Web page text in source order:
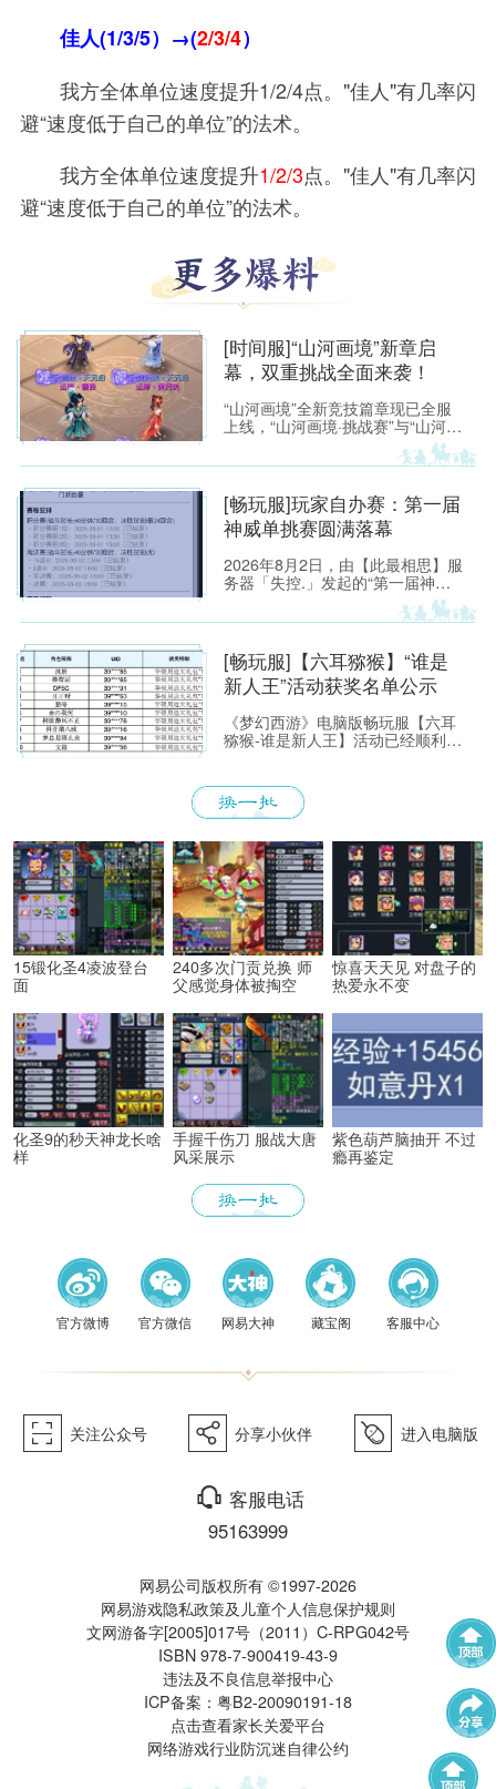
佳人(1/3/5）→(2/3/4）
我方全体单位速度提升1/2/4点。"佳人"有几率闪
避“速度低于自己的单位”的法术。
我方全体单位速度提升1/2/3点。"佳人"有几率闪
避“速度低于自己的单位”的法术。
[时间服]“山河画境”新章启
幕，双重挑战全面来袭！
“山河画境”全新竞技篇章现已全服
上线，“山河画境·挑战赛”与“山河画
境·月度英雄榜”两大玩法同步放
出。参与玩法不仅有机会获得特赦
能解锁专属限时称谓、万界通廊摊
位招牌装饰、首领雕像庭院装饰等
限定奖励。
[畅玩服]玩家自办赛：第一届
神威单挑赛圆满落幕
2026年8月2日，由【此最相思】服
务器「失控.」发起的“第一届神威
[畅玩服]【六耳猕猴】“谁是
新人王”活动获奖名单公示
《梦幻西游》电脑版畅玩服【六耳
猕猴-谁是新人王】活动已经顺利落
如下：https://xyq.
15锻化圣4凌波登台
面
240多次门贡兑换 师
父感觉身体被掏空
惊喜天天见 对盘子的
热爱永不变
化圣9的秒天神龙长啥
样
手握千伤刀 服战大唐
风采展示
紫色葫芦脑抽开 不过
瘾再鉴定
《梦幻
西游》
电脑版
武神坛 帮派联赛
官方微博 官方微信 网易大神 藏宝阁 客服中心
򰀁 关注公众号 򰀂 分享小伙伴 򰀄 进入电脑版
򰀃 客服电话
95163999
网易公司版权所有 ©1997-2026
网易游戏隐私政策及儿童个人信息保护规则
文网游备字[2005]017号（2011）C-RPG042号
ISBN 978-7-900419-43-9
违法及不良信息举报中心
ICP备案：粤B2-20090191-18
点击查看家长关爱平台
网络游戏行业防沉迷自律公约